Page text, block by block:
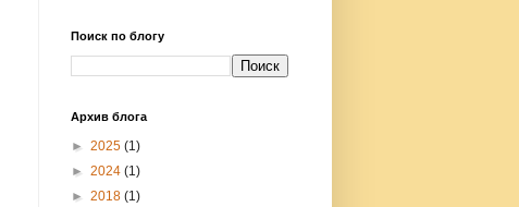
Поиск по блогу
Архив блога
► 2025 (1)
► 2024 (1)
► 2018 (1)